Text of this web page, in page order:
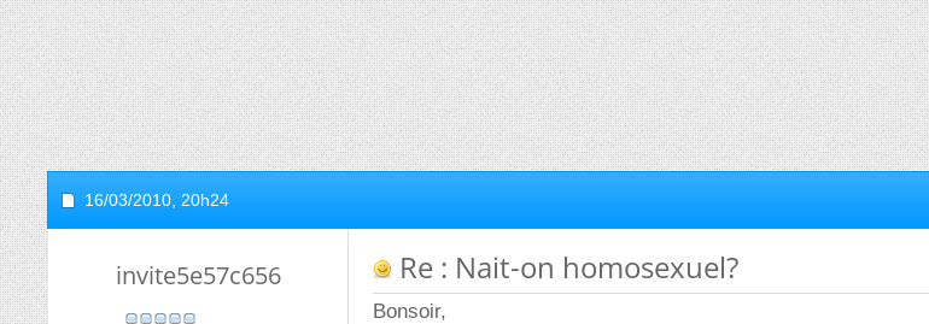
16/03/2010, 20h24
invite5e57c656 Re : Nait-on homosexuel?
Bonsoir,